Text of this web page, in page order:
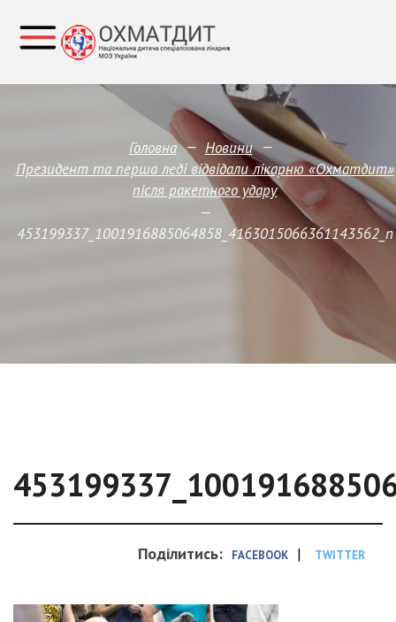
Головна — Новини —
Президент та перша леді відвідали лікарню «Охматдит»
після ракетного удару
—
453199337_1001916885064858_4163015066361143562_n
Поділитись: FACEBOOK | TWITTER